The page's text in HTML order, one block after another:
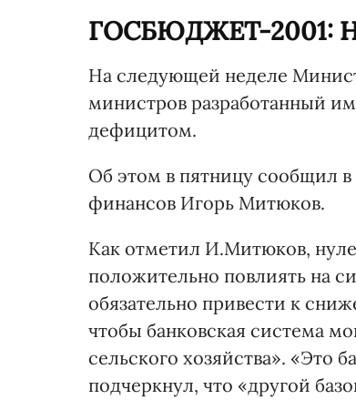
ГОСБЮДЖЕТ-2001:
На следующей неделе
министров разработанный
дефицитом.
Об этом в пятницу сообщил
финансов Игорь Митюков.
Как отметил И.Митюков,
положительно повлиять на
обязательно привести к
чтобы банковская система
сельского хозяйства». «Это
подчеркнул, что «другой